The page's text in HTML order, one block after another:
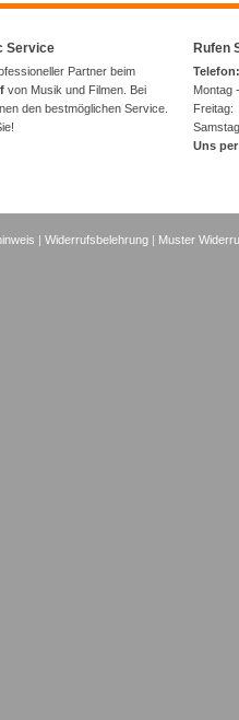
Service
Partner beim
von Musik und Filmen. Bei
den bestmöglichen Service.
Rufen
Montag
Uns
|Widerrufsbelehrung | Muster